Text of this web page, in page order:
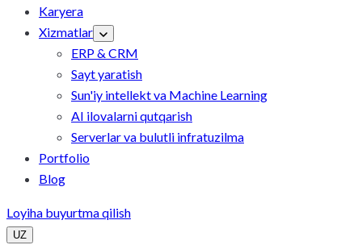
Karyera
Xizmatlar
ERP & CRM
Sayt yaratish
Sun'iy intellekt va Machine Learning
AI ilovalarni qutqarish
Serverlar va bulutli infratuzilma
Portfolio
Blog
Loyiha buyurtma qilish
UZ